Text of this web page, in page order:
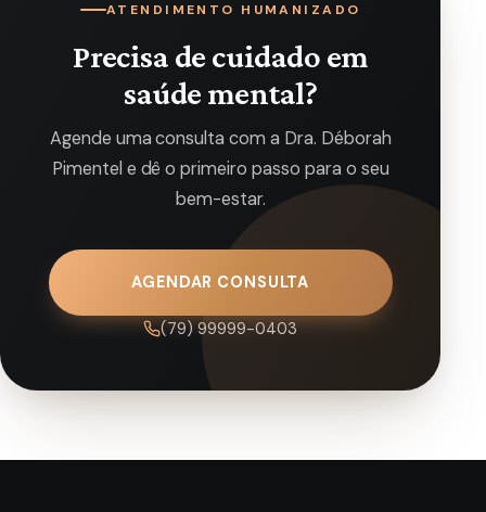
ATENDIMENTO HUMANIZADO
Precisa de cuidado em
saúde mental?
Agende uma consulta com a Dra. Déborah
Pimentel e dê o primeiro passo para o seu
bem-estar.
AGENDAR CONSULTA
(79) 99999-0403